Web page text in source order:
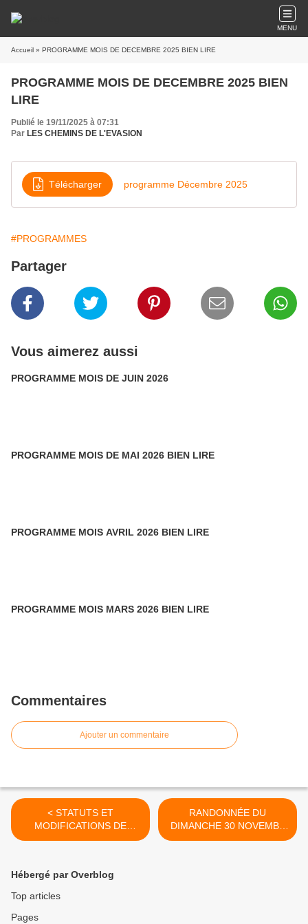
MENU
Accueil » PROGRAMME MOIS DE DECEMBRE 2025 BIEN LIRE
PROGRAMME MOIS DE DECEMBRE 2025 BIEN
LIRE
Publié le 19/11/2025 à 07:31
Par LES CHEMINS DE L'EVASION
Télécharger programme Décembre 2025
#PROGRAMMES
Partager
Vous aimerez aussi
PROGRAMME MOIS DE JUIN 2026
PROGRAMME MOIS DE MAI 2026 BIEN LIRE
PROGRAMME MOIS AVRIL 2026 BIEN LIRE
PROGRAMME MOIS MARS 2026 BIEN LIRE
Commentaires
Ajouter un commentaire
< STATUTS ET
MODIFICATIONS DE
NOTRE ASSOCIATION
RANDONNÉE DU
DIMANCHE 30 NOVEMBE
2025 : SALAGOU - LES
Hébergé par Overblog
Top articles
Pages